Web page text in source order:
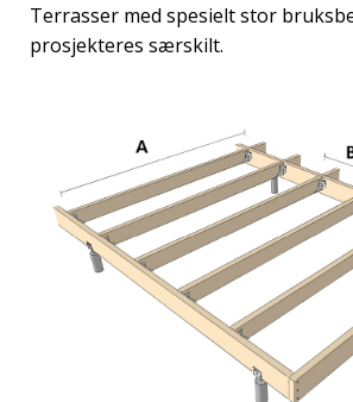
Terrasser med spesielt stor
prosjekteres særskilt.